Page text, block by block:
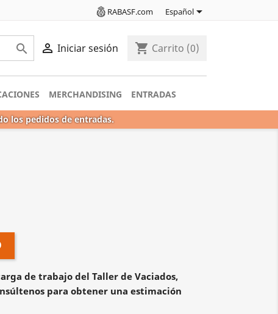
RABASF.com Español
  Iniciar sesión shopping_cart Carrito (0)
MERCHANDISING ENTRADAS
los pedidos de entradas.
de trabajo del Taller de Vaciados,
para obtener una estimación